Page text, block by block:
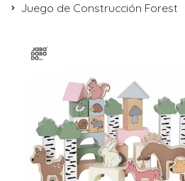
Juego de Construcción Forest